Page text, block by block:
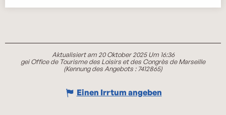
Aktualisiert am 20 Oktober 2025 Um 16:36
gei Office de Tourisme des Loisirs et des Congrès de Marseille
(Kennung des Angebots : 7412865)
Einen Irrtum angeben